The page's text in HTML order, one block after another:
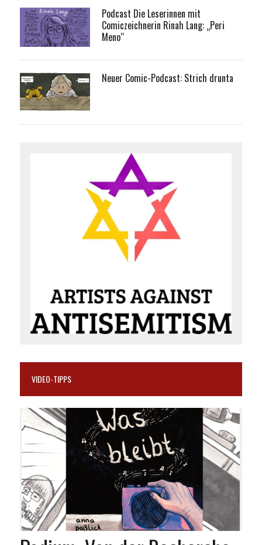
Podcast Die Leserinnen mit
Comiczeichnerin Rinah Lang: „Peri
Meno“
Neuer Comic-Podcast: Strich drunta
VIDEO-TIPPS